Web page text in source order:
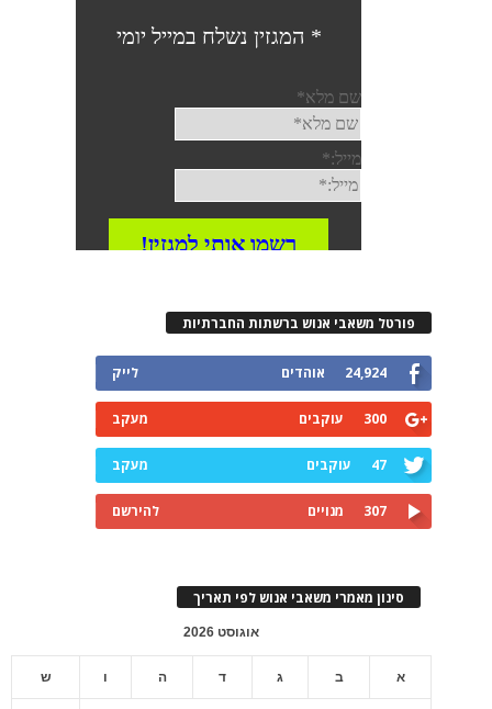
פורטל משאבי אנוש ברשתות החברתיות
24,924 אוהדים לייק
300 עוקבים מעקב
47 עוקבים מעקב
307 מנויים להירשם
סינון מאמרי משאבי אנוש לפי תאריך
אוגוסט 2026
א ב ג ד ה ו ש